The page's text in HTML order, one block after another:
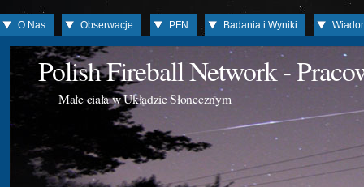
O Nas Obserwacje PFN Badania i Wyniki
Polish Fireball Network -
Małe ciała w Układzie Słonecznym